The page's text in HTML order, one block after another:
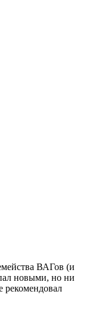
ВАГов (и
новыми, но ни
рекомендовал